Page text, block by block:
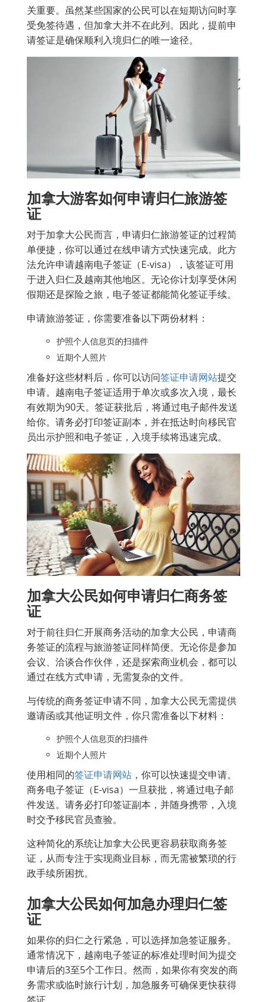
关重要。虽然某些国家的公民可以在短期访问时享
受免签待遇，但加拿大并不在此列。因此，提前申
请签证是确保顺利入境归仁的唯一途径。
加拿大游客如何申请归仁旅游签
证
对于加拿大公民而言，申请归仁旅游签证的过程简
单便捷，你可以通过在线申请方式快速完成。此方
法允许申请越南电子签证（E-visa），该签证可用
于进入归仁及越南其他地区。无论你计划享受休闲
假期还是探险之旅，电子签证都能简化签证手续。
申请旅游签证，你需要准备以下两份材料：
护照个人信息页的扫描件
近期个人照片
准备好这些材料后，你可以访问签证申请网站提交
申请。越南电子签证适用于单次或多次入境，最长
有效期为90天。签证获批后，将通过电子邮件发送
给你。请务必打印签证副本，并在抵达时向移民官
员出示护照和电子签证，入境手续将迅速完成。
加拿大公民如何申请归仁商务签
证
对于前往归仁开展商务活动的加拿大公民，申请商
务签证的流程与旅游签证同样简便。无论你是参加
会议、洽谈合作伙伴，还是探索商业机会，都可以
通过在线方式申请，无需复杂的文件。
与传统的商务签证申请不同，加拿大公民无需提供
邀请函或其他证明文件，你只需准备以下材料：
护照个人信息页的扫描件
近期个人照片
使用相同的签证申请网站 ，你可以快速提交申请。
商务电子签证（E-visa）一旦获批，将通过电子邮
件发送。请务必打印签证副本，并随身携带，入境
时交予移民官员查验。
这种简化的系统让加拿大公民更容易获取商务签
证，从而专注于实现商业目标，而无需被繁琐的行
政手续所困扰。
加拿大公民如何加急办理归仁签
证
如果你的归仁之行紧急，可以选择加急签证服务。
通常情况下，越南电子签证的标准处理时间为提交
申请后的3至5个工作日。然而，如果你有突发的商
务需求或临时旅行计划，加急服务可确保更快获得